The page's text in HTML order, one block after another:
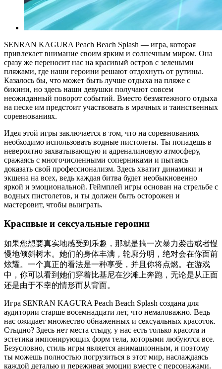
SENRAN KAGURA Peach Beach Splash — игра, которая
привлекает внимание своим ярким и солнечным миром. Она
сразу же переносит нас на красивый остров с зелеными
пляжами, где наши героини решают отдохнуть от рутины.
Казалось бы, что может быть лучше отдыха на пляже с
бикини, но здесь наши девушки получают совсем
неожиданный поворот событий. Вместо безмятежного отдыха
на песке им предстоит участвовать в мрачных и таинственных
соревнованиях.
Идея этой игры заключается в том, что на соревнованиях
необходимо использовать водные пистолеты. Ты попадешь в
невероятно захватывающую и адреналиновую атмосферу,
сражаясь с многочисленными соперниками и пытаясь
доказать свой профессионализм. Здесь хватит динамики и
экшена на всех, ведь каждая битва будет необыкновенно
яркой и эмоциональной. Геймплей игры основан на стрельбе с
водных пистолетов, и ты должен быть осторожен и
мастеровит, чтобы выиграть.
Красивые и сексуальные героини
如果您想要真实地感受到乐趣，那就是搞一次暴力袭击或者慢
慢地倾斜树木。她们的身体丰满，轮廓分明，绝对会在你面前
炫耀。一个真正的看法是一种享受，并且你将点燃。在游戏
中，你可以看到她们穿着比基尼在沙滩上奔跑，无论是从正面
还是由于不幸的情形而从背面。
Игра SENRAN KAGURA Peach Beach Splash создана для
аудитории старше восемнадцати лет, что немаловажно. Ведь
нас ожидает множество обнаженных и сексуальных красоток.
Стыдно? Здесь нет места стыду, у нас есть только красота и
эстетика импонирующих форм тела, которыми любуются все.
Безусловно, стиль игры является анимационным, и поэтому
ты можешь полностью погрузиться в этот мир, наслаждаясь
каждой деталью и переживая эмоции вместе с персонажами.